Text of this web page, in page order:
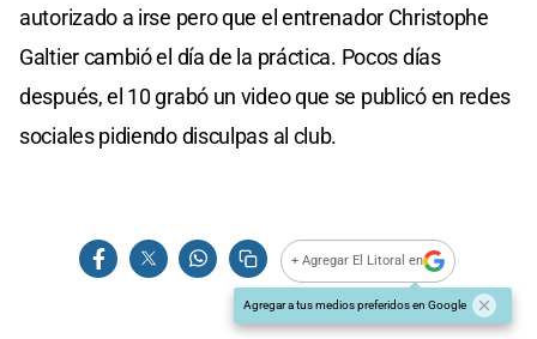
autorizado a irse pero que el entrenador Christophe
Galtier cambió el día de la práctica. Pocos días
después, el 10 grabó un video que se publicó en redes
sociales pidiendo disculpas al club.
+ Agregar El Litoral en
Agregar a tus medios preferidos en Google